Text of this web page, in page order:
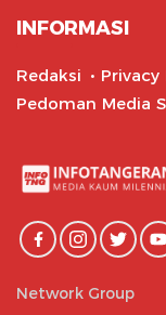
INFORMASI
Redaksi Privacy
Pedoman Media
Network Group